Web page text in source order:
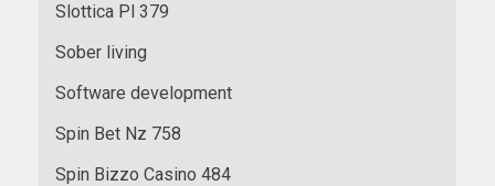
Slottica Pl 379
Sober living
Software development
Spin Bet Nz 758
Spin Bizzo Casino 484